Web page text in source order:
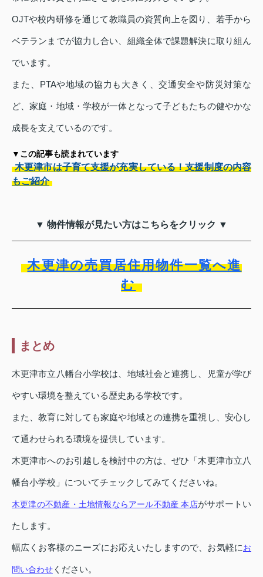
OJTや校内研修を通じて教職員の資質向上を図り、若手から
ベテランまでが協力し合い、組織全体で課題解決に取り組ん
でいます。
また、PTAや地域の協力も大きく、交通安全や防災対策な
ど、家庭・地域・学校が一体となって子どもたちの健やかな
成長を支えているのです。
▼この記事も読まれています
木更津市は子育て支援が充実している！支援制度の内容
もご紹介
▼ 物件情報が見たい方はこちらをクリック ▼
木更津の売買居住用物件一覧へ進
む
まとめ
木更津市立八幡台小学校は、地域社会と連携し、児童が学び
やすい環境を整えている歴史ある学校です。
また、教育に対しても家庭や地域との連携を重視し、安心し
て通わせられる環境を提供しています。
木更津市へのお引越しを検討中の方は、ぜひ「木更津市立八
幡台小学校」についてチェックしてみてくださいね。
木更津の不動産・土地情報ならアール不動産 本店がサポートい
たします。
幅広くお客様のニーズにお応えいたしますので、お気軽にお
問い合わせ ください。